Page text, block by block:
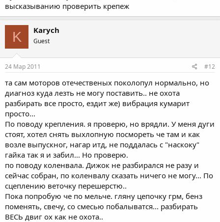
высказыванию проверить крепеж
K Karych
Guest
24 Мар 2011 #12
та сам моторов отечественых поколопул нормально, но
диагноз куда лезть не могу поставить.. не охота
разбирать все просто, ездит же) вибрация кумарит
просто...
По поводу крепления. я проверю, но врядли. У меня дуги
стоят, хотел снять выхлопную посмореть че там и как
возле выпускног, нагар итд, не поддалась с "наскоку"
гайка так я и забил... Но проверю.
по поводу коленвала. Дижок не разбирался не разу и
сейчас собран, по коленвалу сказать ничего не могу... По
сцеплению веточку перешерстю..
Пока попробую че по мельче. гляну цепочку грм, бенз
поменять, свечу, со смесью побалыватся... разбирать
ВЕСЬ двиг ох как не охота..